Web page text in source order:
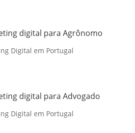
digital para Agrônomo
Digital em Portugal
digital para Advogado
Digital em Portugal